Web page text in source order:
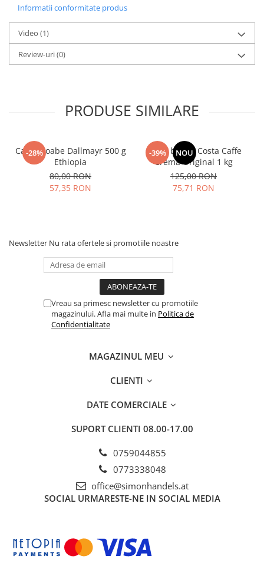
Informatii conformitate produs
Video (1)
Review-uri(0)
PRODUSE SIMILARE
-28%
Cafea boabe Dallmayr 500 g
Ethiopia
80,00 RON
57,35 RON
-39% NOU
Cafea boabe Costa Caffe
Crema Original 1 kg
125,00 RON
75,71 RON
Newsletter Nu rata ofertele si promotiile noastre
Vreau sa primesc newsletter cu promotiile
magazinului. Afla mai multe in Politica de
Confidentialitate
MAGAZINUL MEU
CLIENTI
DATE COMERCIALE
SUPORT CLIENTI 08.00-17.00
0759044855
0773338048
office@simonhandels.at
SOCIAL URMARESTE-NE IN SOCIAL MEDIA